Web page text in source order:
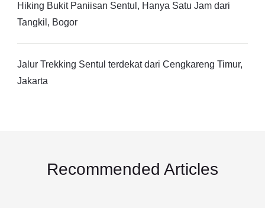
Hiking Bukit Paniisan Sentul, Hanya Satu Jam dari
Tangkil, Bogor
Jalur Trekking Sentul terdekat dari Cengkareng Timur,
Jakarta
Recommended Articles